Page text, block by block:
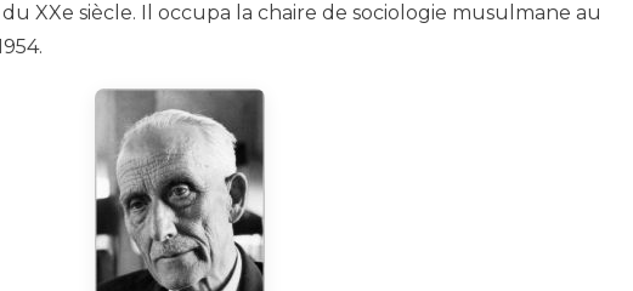
XXe siècle. Il occupa la chaire de sociologie musulmane au